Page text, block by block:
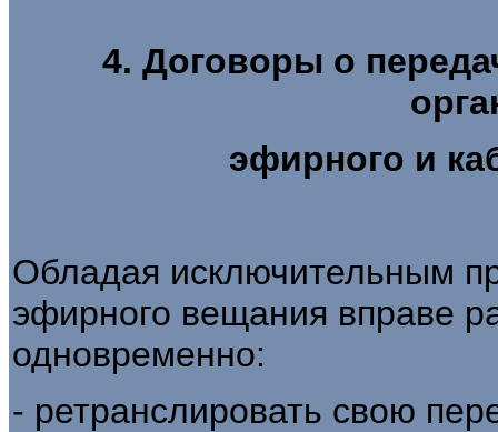
4. Договоры о
эфирного и
Обладая исключительным
эфирного вещания вправе
одновременно:
- ретранслировать свою